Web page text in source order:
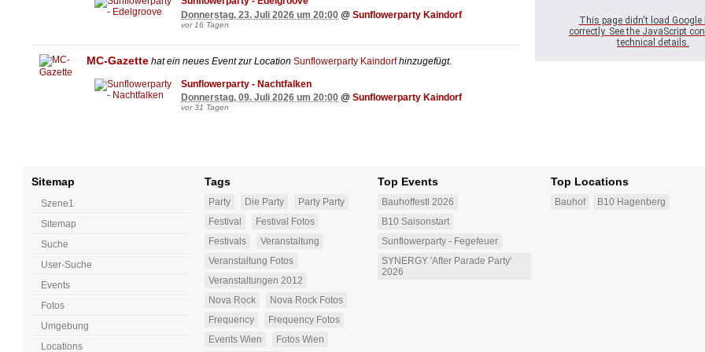
Donnerstag, 23. Juli 2026 um 20:00 @ Sunflowerparty Kaindorf
vor 16 Tagen
MC-Gazette hat ein neues Event zur Location Sunflowerparty Kaindorfhinzugefügt.
Sunflowerparty - Nachtfalken
Donnerstag, 09. Juli 2026 um 20:00 @ Sunflowerparty Kaindorf
vor 31 Tagen
This page didn't load Google
correctly. See the JavaScript
technical details.
Sitemap
Szene1
Sitemap
Suche
User-Suche
Events
Fotos
Umgebung
Locations
Tags
Party Die Party
Party Party
Festival
Festival Fotos
Festivals
Veranstaltung
Veranstaltung Fotos
Veranstaltungen 2012
Nova Rock
Nova Rock Fotos
Frequency
Frequency Fotos
Events Wien
Fotos Wien
Top Events
Bauhoffestl 2026
B10 Saisonstart
Sunflowerparty - Fegefeuer
SYNERGY 'After Parade Party'
2026
Top Locations
Bauhof B10 Hagenberg